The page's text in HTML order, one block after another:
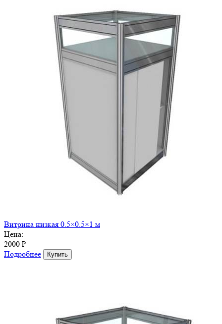
Витрина низкая 0.5×0.5×1 м
Цена:
2000 ₽
Подробнее
Купить